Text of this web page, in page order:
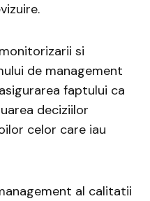
si
de management
faptului ca
deciziilor
celor care iau
al calitatii